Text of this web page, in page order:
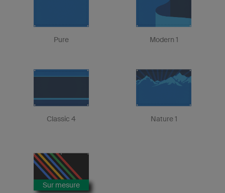
Pure Modern 1
Classic 4 Nature 1
Sur mesure